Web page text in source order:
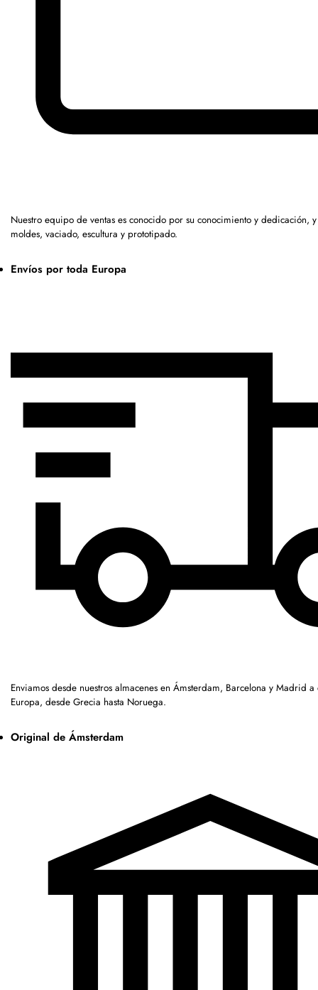
Nuestro equipo de ventas es conocido por su conocimiento y dedicación,
moldes, vaciado, escultura y prototipado.
Envíos por toda Europa
Enviamos desde nuestros almacenes en Ámsterdam, Barcelona y Madrid
Europa, desde Grecia hasta Noruega.
Original de Ámsterdam